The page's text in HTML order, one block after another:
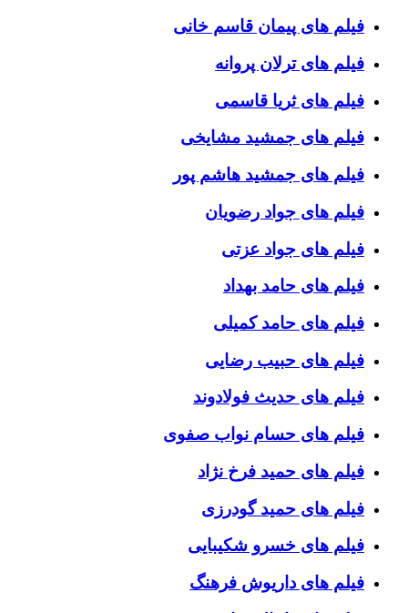
فیلم های پیمان قاسم خانی
فیلم های ترلان پروانه
فیلم های ثریا قاسمی
فیلم های جمشید مشایخی
فیلم های جمشید هاشم پور
فیلم های جواد رضویان
فیلم های جواد عزتی
فیلم های حامد بهداد
فیلم های حامد کمیلی
فیلم های حبیب رضایی
فیلم های حدیث فولادوند
فیلم های حسام نواب صفوی
فیلم های حمید فرخ نژاد
فیلم های حمید گودرزی
فیلم های خسرو شکیبایی
فیلم های داریوش فرهنگ